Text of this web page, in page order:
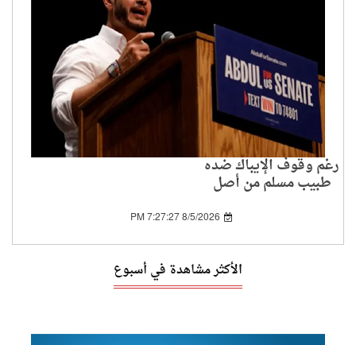
رغم وقوف الإيباك ضده
طبيب مسلم من أصل
مجلس الشيوخ الأمريكي8/5/2026 7:27:27 PM
الأكثر مشاهدة في أسبوع